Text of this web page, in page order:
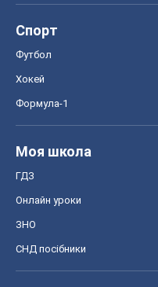
Спорт
Футбол
Хокей
Формула-1
Моя школа
ГДЗ
Онлайн уроки
ЗНО
СНД посібники